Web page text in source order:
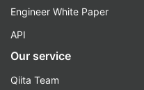
Engineer White Paper
API
Our service
Qiita Team